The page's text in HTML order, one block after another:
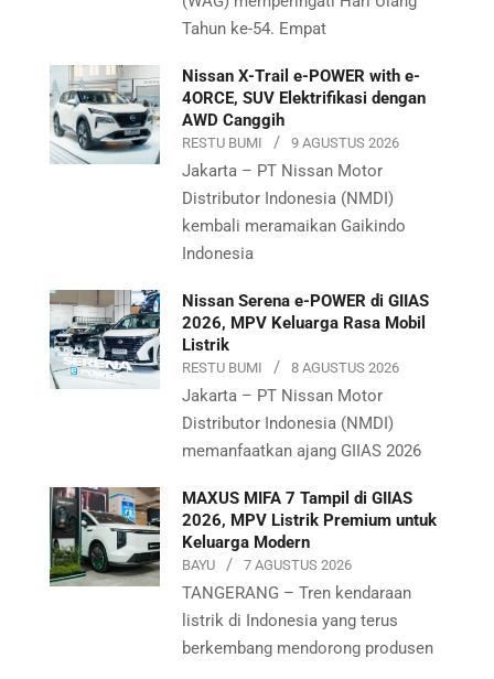
Tahun ke-54. Empat
Nissan X-Trail e-POWER with e-
4ORCE, SUV Elektrifikasi dengan
AWD Canggih
RESTU BUMI 9 AGUSTUS 2026
Jakarta – PT Nissan Motor
Distributor Indonesia (NMDI)
kembali meramaikan Gaikindo
Indonesia
Nissan Serena e-POWER di GIIAS
2026, MPV Keluarga Rasa Mobil
Listrik
RESTU BUMI 8 AGUSTUS 2026
Jakarta – PT Nissan Motor
Distributor Indonesia (NMDI)
memanfaatkan ajang GIIAS 2026
MAXUS MIFA 7 Tampil di GIIAS
2026, MPV Listrik Premium untuk
Keluarga Modern
BAYU 7 AGUSTUS 2026
TANGERANG – Tren kendaraan
listrik di Indonesia yang terus
berkembang mendorong produsen